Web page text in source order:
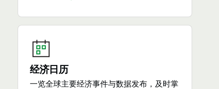
经济日历
一览全球主要经济事件与数据发布，及时掌